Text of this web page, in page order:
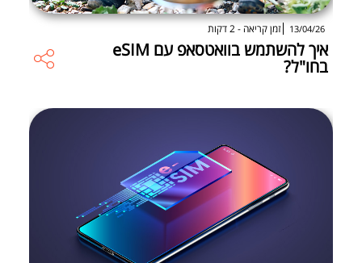
13/04/26 זמן קריאה - 2 דקות
איך להשתמש בוואטסאפ עם eSIM
בחו"ל?